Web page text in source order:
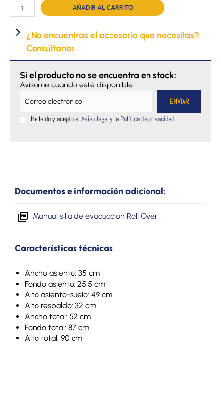
Silla
evacuaciones
Chair
cantidad
AÑADIR AL CARRITO
¿No encuentras el accesorio que necesitas?
Consúltanos
Si el producto no se encuentra en stock:
Avísame cuando esté disponible
He leido y acepto el Aviso legal y la Política de privacidad.
Documentos e información adicional:
Manual silla de evacuacion Roll Over
Características técnicas
Ancho asiento: 35 cm
Fondo asiento: 25,5 cm
Alto asiento-suelo: 49 cm
Alto respaldo: 32 cm
Ancho total: 52 cm
Fondo total: 87 cm
Alto total: 90 cm